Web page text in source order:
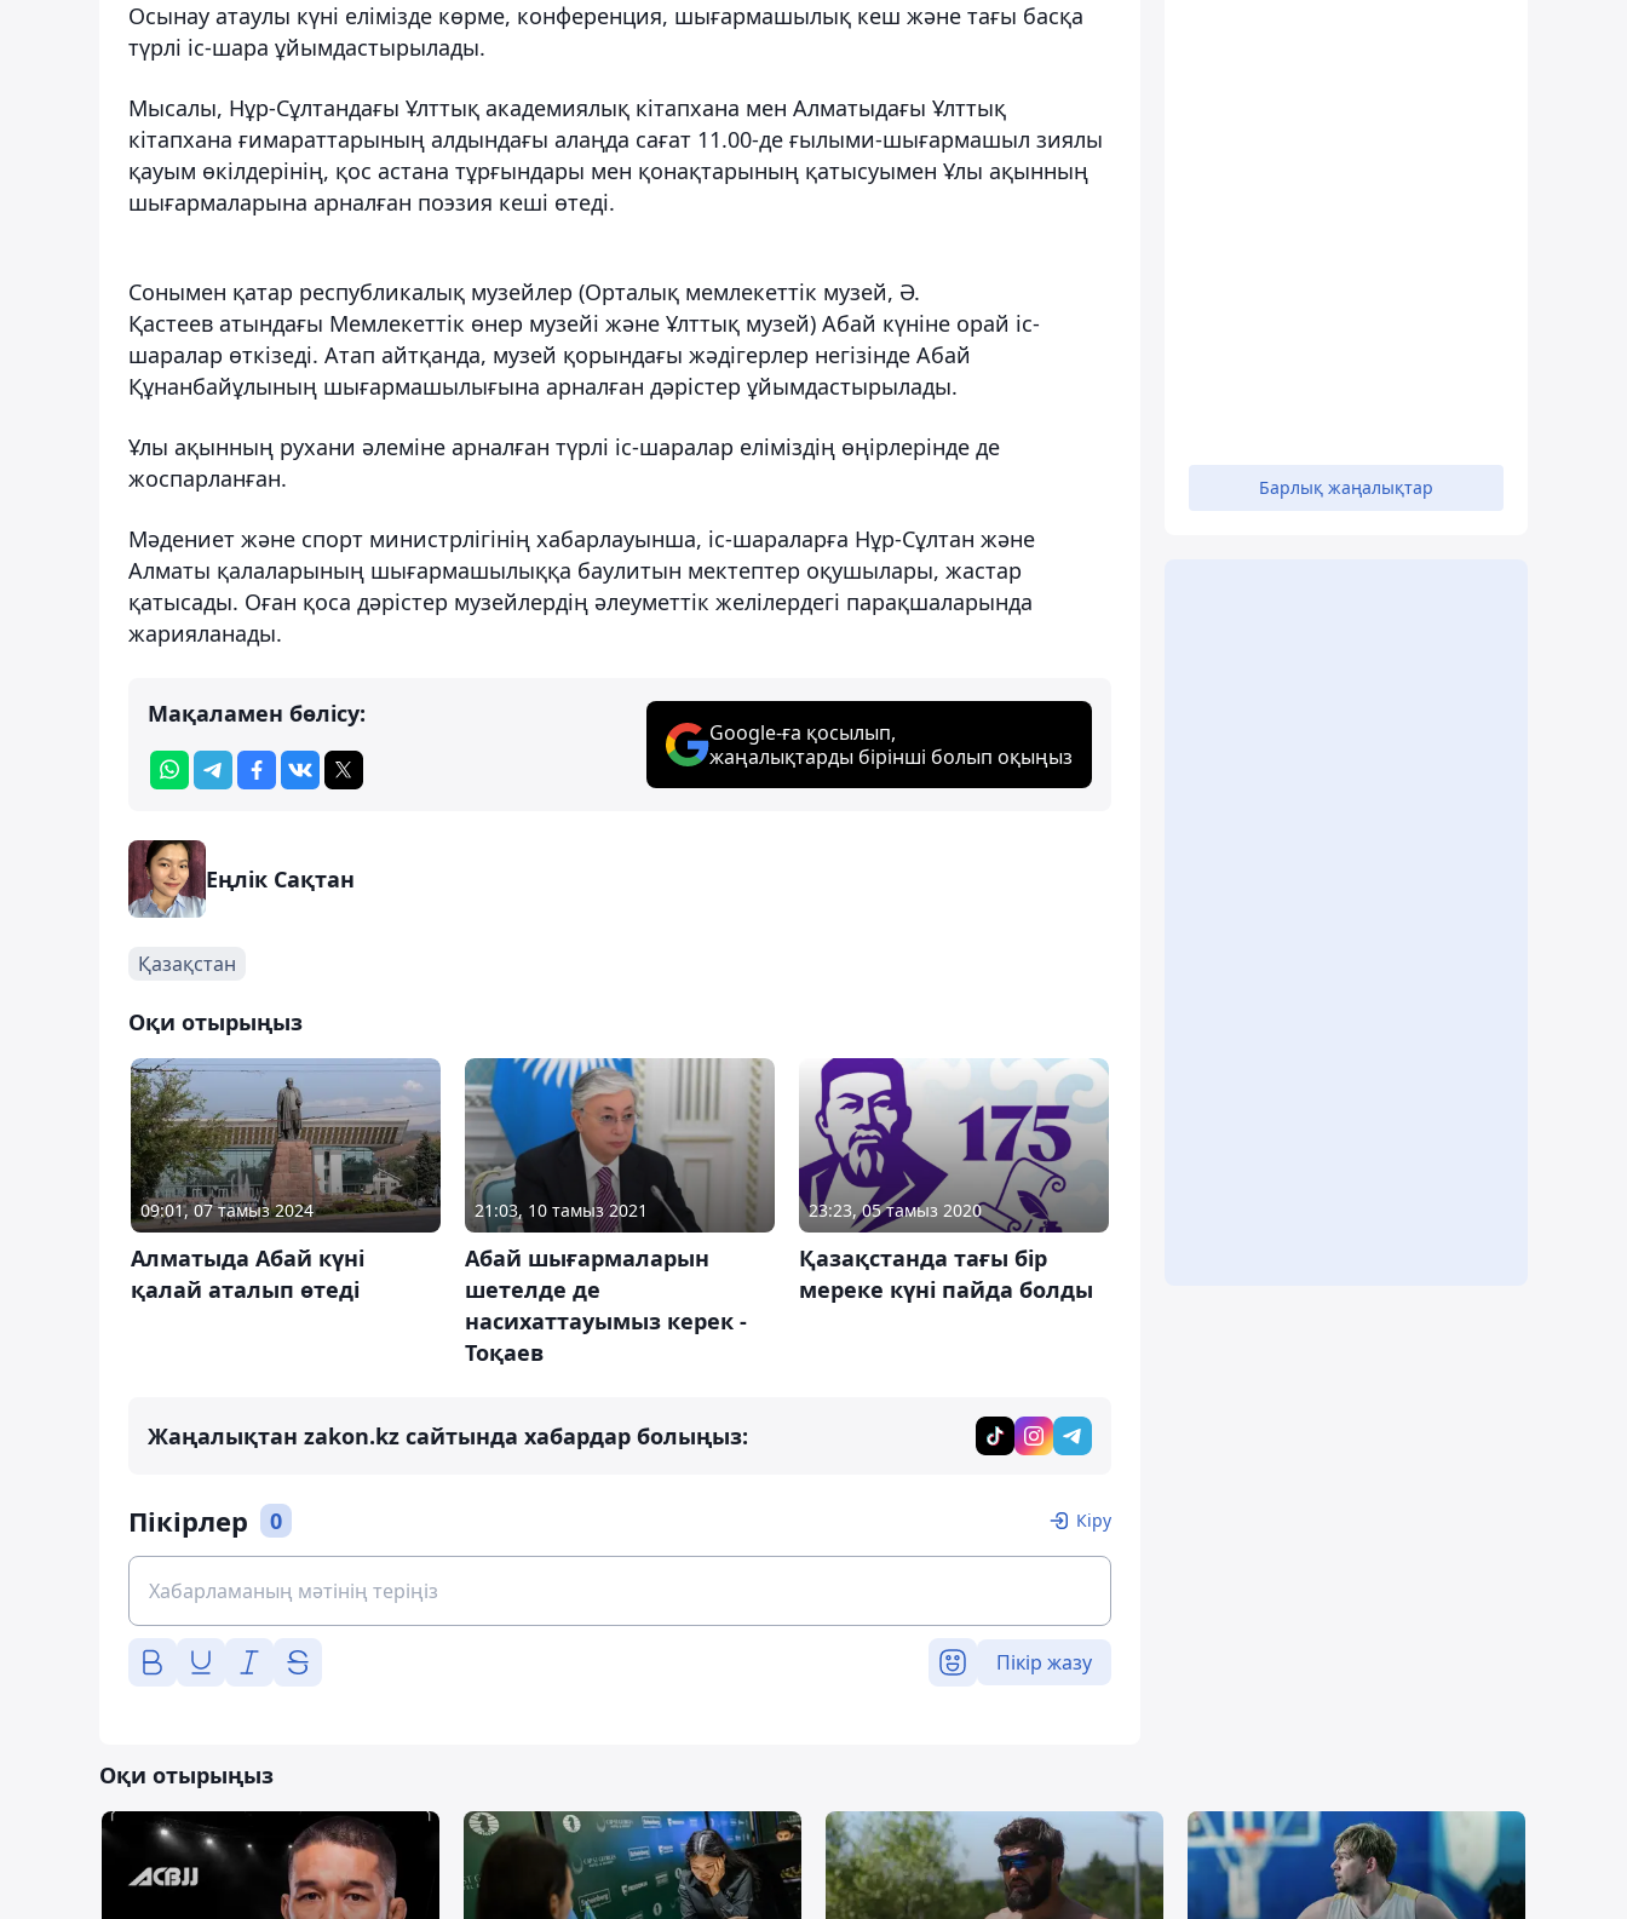
Осынау атаулы күні елімізде көрме, конференция, шығармашылық кеш және тағы басқа
түрлі іс-шара ұйымдастырылады.
Мысалы, Нұр-Сұлтандағы Ұлттық академиялық кітапхана мен Алматыдағы Ұлттық
кітапхана ғимараттарының алдындағы алаңда сағат 11.00-де ғылыми-шығармашыл зиялы
қауым өкілдерінің, қос астана тұрғындары мен қонақтарының қатысуымен Ұлы ақынның
шығармаларына арналған поэзия кеші өтеді.
Сонымен қатар республикалық музейлер (Орталық мемлекеттік музей, Ә.
Қастеев атындағы Мемлекеттік өнер музейі және Ұлттық музей) Абай күніне орай іс-
шаралар өткізеді. Атап айтқанда, музей қорындағы жәдігерлер негізінде Абай
Құнанбайұлының шығармашылығына арналған дәрістер ұйымдастырылады.
Ұлы ақынның рухани әлеміне арналған түрлі іс-шаралар еліміздің өңірлерінде де
жоспарланған.
Мәдениет және спорт министрлігінің хабарлауынша, іс-шараларға Нұр-Сұлтан және
Алматы қалаларының шығармашылыққа баулитын мектептер оқушылары, жастар
қатысады. Оған қоса дәрістер музейлердің әлеуметтік желілердегі парақшаларында
жарияланады.
Мақаламен бөлісу:
Google-ға қосылып,
жаңалықтарды бірінші болып оқыңыз
Еңлік Сақтан
Қазақстан
Оқи отырыңыз
09:01, 07 тамыз 2024
Алматыда Абай күні
қалай аталып өтеді
21:03, 10 тамыз 2021
Абай шығармаларын
шетелде де
насихаттауымыз керек -
Тоқаев
23:23, 05 тамыз 2020
Қазақстанда тағы бір
мереке күні пайда болды
Жаңалықтан zakon.kz сайтында хабардар болыңыз:
Пікірлер 0 Кіру
Пікір жазу
Барлық жаңалықтар
Оқи отырыңыз